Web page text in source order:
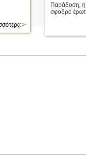
Παράδοση, η
σφοδρό
>